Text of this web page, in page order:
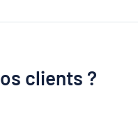
clients ?